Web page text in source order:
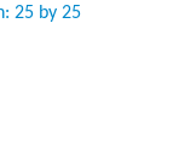
25 by 25